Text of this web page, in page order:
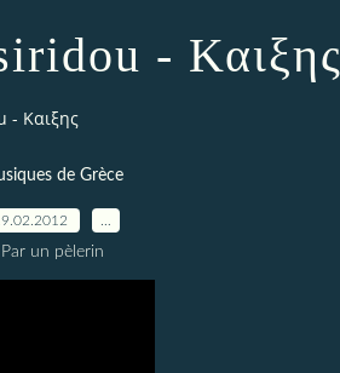
- Καιξης
- Καιξης
de Grèce
Par un pèlerin